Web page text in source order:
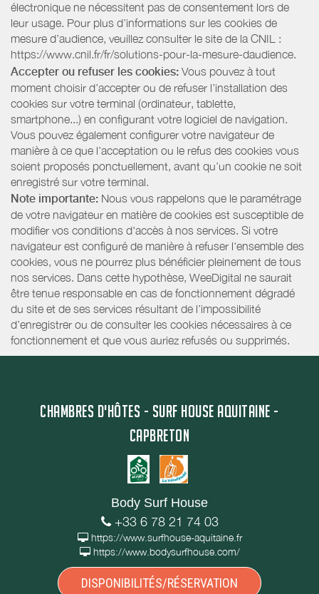
électronique ne nécessitent pas de consentement lors de
leur usage. Pour plus d’informations sur les cookies de
mesure d’audience, veuillez consulter le site de la CNIL :
https://www.cnil.fr/fr/solutions-pour-la-mesure-daudience.
Accepter ou refuser les cookies: Vous pouvez à tout
moment choisir d’accepter ou de refuser l’installation des
cookies sur votre terminal (ordinateur, tablette,
smartphone...) en configurant votre logiciel de navigation.
Vous pouvez également configurer votre navigateur de
manière à ce que l’acceptation ou le refus des cookies vous
soient proposés ponctuellement, avant qu’un cookie ne soit
enregistré sur votre terminal.
Note importante: Nous vous rappelons que le paramétrage
de votre navigateur en matière de cookies est susceptible de
modifier vos conditions d'accès à nos services. Si votre
navigateur est configuré de manière à refuser l'ensemble des
cookies, vous ne pourrez plus bénéficier pleinement de tous
nos services. Dans cette hypothèse, WeeDigital ne saurait
être tenue responsable en cas de fonctionnement dégradé
du site et de ses services résultant de l’impossibilité
d’enregistrer ou de consulter les cookies nécessaires à ce
fonctionnement et que vous auriez refusés ou supprimés.
CHAMBRES D'HÔTES - SURF HOUSE AQUITAINE -
CAPBRETON
Body Surf House
+33 6 78 21 74 03
https://www.surfhouse-aquitaine.fr
https://www.bodysurfhouse.com/
DISPONIBILITÉS/RÉSERVATION